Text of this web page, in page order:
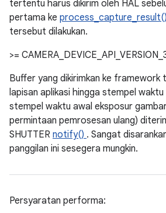
tertentu harus dikirim oleh HAL
pertama ke process_capture_result()
tersebut dilakukan.
>=
Buffer yang dikirimkan ke framework
lapisan aplikasi hingga stempel
stempel waktu awal eksposur
permintaan pemrosesan ulang)
SHUTTER notify() . Sangat
panggilan ini sesegera mungkin.
Persyaratan performa: